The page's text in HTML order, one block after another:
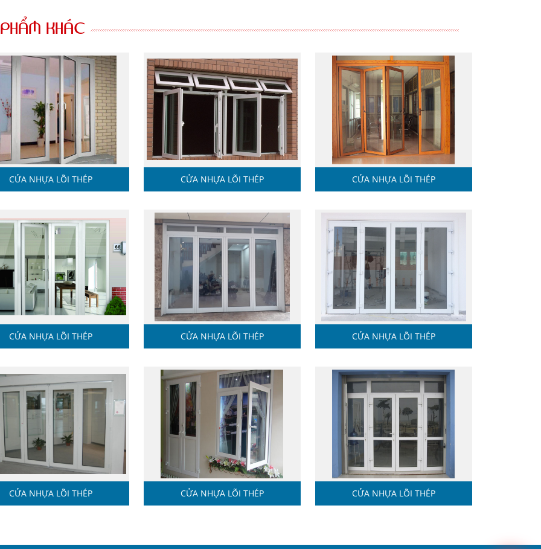
KHÁC
CỬA NHỰA LÕI THÉP CỬA NHỰA LÕI THÉP CỬA NHỰA LÕI THÉP
CỬA NHỰA LÕI THÉP CỬA NHỰA LÕI THÉP CỬA NHỰA LÕI THÉP
CỬA NHỰA LÕI THÉP CỬA NHỰA LÕI THÉP CỬA NHỰA LÕI THÉP